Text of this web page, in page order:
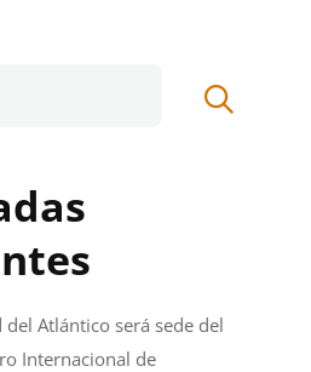
Atlántico será sede del
Internacional de